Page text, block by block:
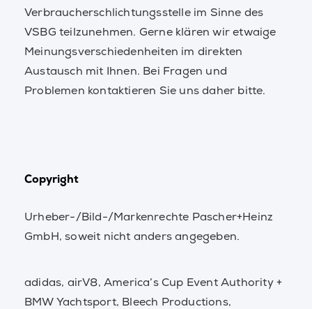
Verbraucherschlichtungsstelle im Sinne des
VSBG teilzunehmen. Gerne klären wir etwaige
Meinungsverschiedenheiten im direkten
Austausch mit Ihnen. Bei Fragen und
Problemen kontaktieren Sie uns daher bitte.
Copyright
Urheber-/Bild-/Markenrechte Pascher+Heinz
GmbH, soweit nicht anders angegeben.
adidas, airV8, America’s Cup Event Authority +
BMW Yachtsport, Bleech Productions,